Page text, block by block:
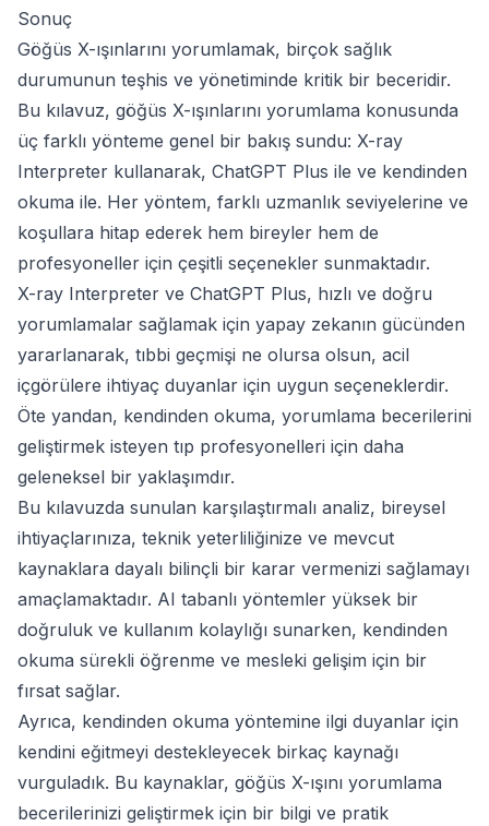
Sonuç
Göğüs X-ışınlarını yorumlamak, birçok sağlık
durumunun teşhis ve yönetiminde kritik bir beceridir.
Bu kılavuz, göğüs X-ışınlarını yorumlama konusunda
üç farklı yönteme genel bir bakış sundu: X-ray
Interpreter kullanarak, ChatGPT Plus ile ve kendinden
okuma ile. Her yöntem, farklı uzmanlık seviyelerine ve
koşullara hitap ederek hem bireyler hem de
profesyoneller için çeşitli seçenekler sunmaktadır.
X-ray Interpreter ve ChatGPT Plus, hızlı ve doğru
yorumlamalar sağlamak için yapay zekanın gücünden
yararlanarak, tıbbi geçmişi ne olursa olsun, acil
içgörülere ihtiyaç duyanlar için uygun seçeneklerdir.
Öte yandan, kendinden okuma, yorumlama becerilerini
geliştirmek isteyen tıp profesyonelleri için daha
geleneksel bir yaklaşımdır.
Bu kılavuzda sunulan karşılaştırmalı analiz, bireysel
ihtiyaçlarınıza, teknik yeterliliğinize ve mevcut
kaynaklara dayalı bilinçli bir karar vermenizi sağlamayı
amaçlamaktadır. AI tabanlı yöntemler yüksek bir
doğruluk ve kullanım kolaylığı sunarken, kendinden
okuma sürekli öğrenme ve mesleki gelişim için bir
fırsat sağlar.
Ayrıca, kendinden okuma yöntemine ilgi duyanlar için
kendini eğitmeyi destekleyecek birkaç kaynağı
vurguladık. Bu kaynaklar, göğüs X-ışını yorumlama
becerilerinizi geliştirmek için bir bilgi ve pratik